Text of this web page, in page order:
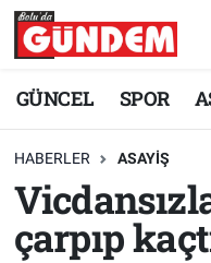
GÜNCEL SPOR
HABERLER ASAYİŞ
çarpıp
Merkez Nöbetçi
Merkez Trafik
Süper Lig Puan